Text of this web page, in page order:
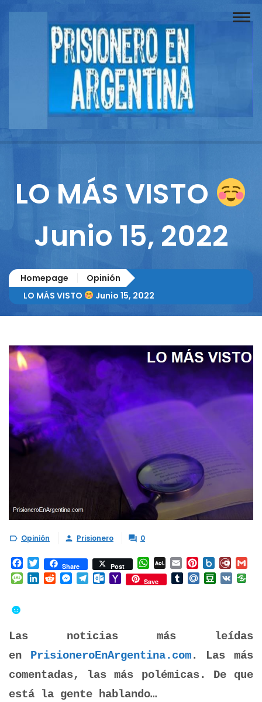
Buscador
Documentos
Reportajes
Columnistas
LO MÁS VISTO
Junio 15, 2022
Homepage
Opinión
LO MÁS VISTO
Junio 15, 2022
 Opinión  Prisionero  0
Facebook
TwitterShare Post WhatsApp
AOL
Mail
Email Pinterest
Box.net
Message
LinkedInRedditMessenger
TelegramOutlook.com
YahooSave TumblrMail.RuDouban
VK
☻
Las noticias más leídas
en PrisioneroEnArgentina.com. Las más
comentadas, las más polémicas. De que
está la gente hablando…